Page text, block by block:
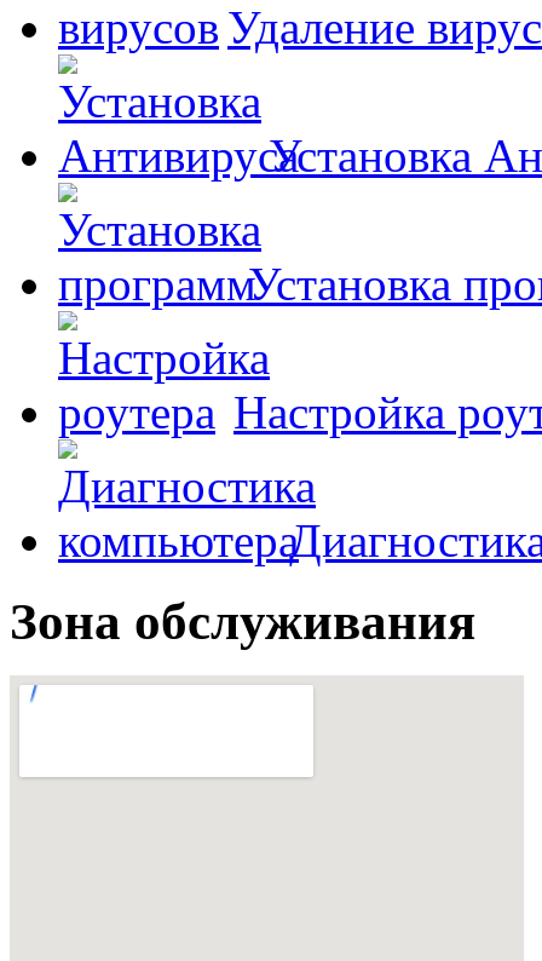
Удаление
Установка
Установка
Настройка
Зона обслуживания